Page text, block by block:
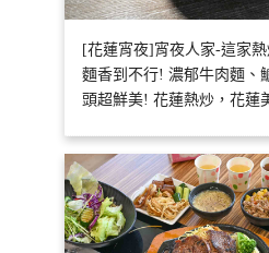
[花蓮宵夜]宵夜人家-這家
麵香到不行! 濃郁牛肉麵、
頭超鮮美! 花蓮熱炒，花蓮